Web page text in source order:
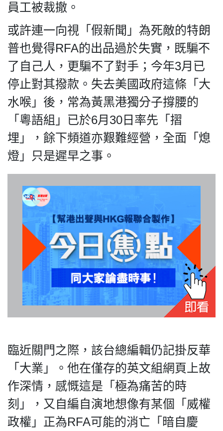
明
2018
Silent
Majority
For
HK.
All
rights
reserved.
員工被裁撤。
或許連一向視「假新聞」為死敵的特朗
普也覺得RFA的出品過於失實，既騙不
了自己人，更騙不了對手；今年3月已
停止對其撥款。失去美國政府這條「大
水喉」後，常為黃黑港獨分子撐腰的
「粵語組」已於6月30日率先「摺
埋」，餘下頻道亦艱難經營，全面「熄
燈」只是遲早之事。
臨近關門之際，該台總編輯仍記掛反華
「大業」。他在僅存的英文組網頁上故
作深情，感慨這是「極為痛苦的時
刻」，又自編自演地想像有某個「威權
政權」正為RFA可能的消亡「暗自慶